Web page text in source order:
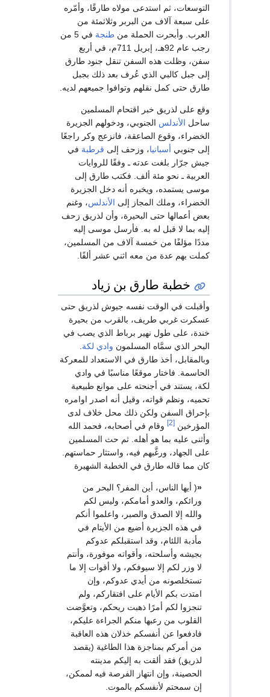
التوسعات، ثم استدعى مولاه طارقًا، وأمّره
على سبعة آلاف من البربر وثلاثمئة من
العرب. وأبحرت الحملة من طنجة
في 5 من
رجب عام 92هـ، إبريل 711م، في أربع
سفن، وظلت هذه السفن تنقل جنود طارق
إلى جبل كالبي الذي عُرف بعد ذلك بجبل
طارق حتى كمل نقلهم وتوافوا جميعهم لديه.
وقع على لذريق خبر اقتحام المسلمين
الأندلسالجنوبي، ودخولهم الجزيرة
الخضراء، وقوع الصاعقة، فانزعج وكر راجعًا
أسبانيا، وزحف إلى قرطبة في
جيش جرّار بلغت عدته ـ وفقًا للروايات
العربية ـ نحو مئة ألف. فكتب طارق إلى
موسى يستمده، ويخبره أنه دخل الجزيرة
الخضراء، وملك المجاز إلى الأندلس ، وغنم
بعض أعمالها حتى البحيرة، وأن لذريق زحف
إليه بما لا قبل له به. فأرسل موسى إليه
مددًا مؤلفًا من خمسة آلاف من المسلمين،
كملت بهم عدة من معه اثني عشر ألفًا.
خطبة طارق بن زياد
وأقبلت في الوقت نفسه جيوش لذريق حتى
عسكرت غربي طريف، بالقرب من بحيرة
خندة، على طول نهير برباط الذي يصب في
البحر الذي سمَّاه المسلمونوادي لكة.
وبالمقابل، أخذ طارق في الاستعداد للمعركة
الحاسمة. فاختار موقعًا مناسبًا في وادي
لكة، يستند في أجنحته على موانع طبيعية
تحميه، ونظم قواته، وقيل أنه اصدر اوامره
بإحراق السفن ولكن ذلك محل خلاف لدى
وقام في أصحابه، فحمد الله
وأثنى عليه بما هو أهله. ثم حث المسلمين
على الجهاد، ورغَّبهم فيه، واستثار حماستهم.
كان مما قاله طارق في الخطبة الشهيرة
( أيها الناس، أين المفر؟ البحر من
ورائكم، والعدو أمامكم، وليس لكم
والله إلا الصدق والصبر، واعلموا أنكم
في هذه الجزيرة أضيع من الأيتام في
مأدبة اللئام، وقد استقبلكم عدوكم
بجيشه وأسلحته، وأقواته موفورة، وأنتم
لا وزر لكم إلا سيوفكم، ولا أقوات إلا ما
تستخلصونه من أيدي عدوكم، وإن
امتدت بكم الأيام على افتقاركم، ولم
تنجزوا لكم أمرًا ذهبت ريحكم، وتعوَّضت
القلوب من رعبها منكم الجراءة عليكم،
فادفعوا عن أنفسكم خذلان هذه العاقبة
من أمركم بمناجزة هذا الطاغية (يقصد
لذريق) فقد ألقت به إليكم مدينته
الحصينة، وإن انتهاز الفرصة فيه لممكن،
إن سمحتم لأنفسكم بالموت.